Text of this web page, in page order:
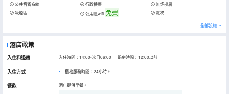
公共音響系統 行政樓層
無煙樓層
吸煙區
公用區wifi 免費 電梯
全部設施
酒店政策
入住和退房 入住時間：14:00-次日06:00 退房時間：12:00以前
入住方式 櫃枱服務時間：24小時。
餐飲 酒店提供早餐。